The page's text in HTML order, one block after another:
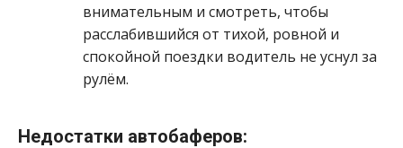
внимательным и смотреть, чтобы
расслабившийся от тихой, ровной и
спокойной поездки водитель не уснул за
рулём.
Недостатки автобаферов: